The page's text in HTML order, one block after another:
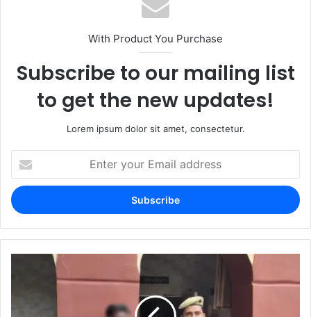
With Product You Purchase
Subscribe to our mailing list
to get the new updates!
Lorem ipsum dolor sit amet, consectetur.